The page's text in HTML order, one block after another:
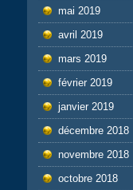
mai 2019
avril 2019
mars 2019
février 2019
janvier 2019
décembre 2018
novembre 2018
octobre 2018